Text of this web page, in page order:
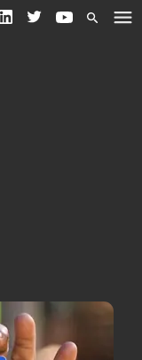
Ambiente